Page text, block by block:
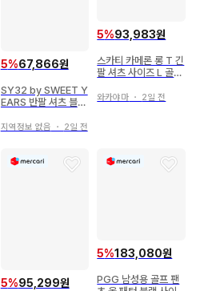
5%67,866원
SY32 by SWEET Y
EARS 반팔 셔츠 블랙
지역정보 없음 ・ 2일 전
5%93,983원
스카티 카메론 롱 T 긴
팔 셔츠 사이즈 L 골프
와카야마 ・ 2일 전
5%95,299원
5%183,080원
PGG 남성용 골프 팬